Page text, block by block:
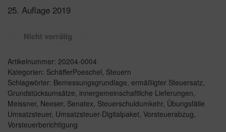
25. Auflage 2019
Nicht vorrätig
Artikelnummer: 20204-0004
Kategorien: SchäfferPoeschel Steuern
Schlagwörter: Bemessungsgrundlage ermäßigter Steuersatz
Grundstücksumsätze innergemeinschaftliche Lieferungen
Meissner, Neeser, Senatex Steuerschuldumkehr, Übungsfälle
Umsatzsteuer, Umsatzsteuer-Digitalpaket Vorsteuerabzug
Vorsteuerberichtigung